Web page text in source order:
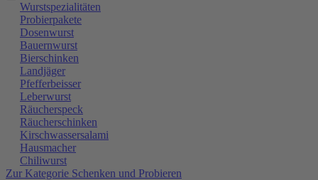
Wurstspezialitäten
Probierpakete
Dosenwurst
Bauernwurst
Bierschinken
Landjäger
Pfefferbeisser
Leberwurst
Räucherspeck
Räucherschinken
Kirschwassersalami
Hausmacher
Chiliwurst
Zur Kategorie Schenken und Probieren